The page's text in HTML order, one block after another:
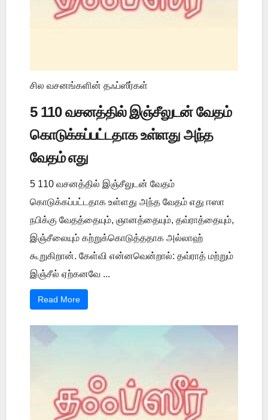
சில வசனங்களின் தஃப்ஸீர்கள்
5 110 வசனத்தில் இஞ்சீலுடன் வேதம்
கொடுக்கப்பட்டதாக உள்ளது அந்த
வேதம் எது
5 110 வசனத்தில் இஞ்சீலுடன் வேதம்
கொடுக்கப்பட்டதாக உள்ளது அந்த வேதம் எது ஈஸா
நபிக்கு வேதத்தையும், ஞானத்தையும், தவ்ராத்தையும்,
இஞ்சீலையும் கற்றுக்கொடுத்ததாக அல்லாஹ்
கூறுகிறான். கேள்வி என்னவென்றால்: தவ்ராத் மற்றும்
இஞ்சீல் ஏற்கனவே ...
Read More